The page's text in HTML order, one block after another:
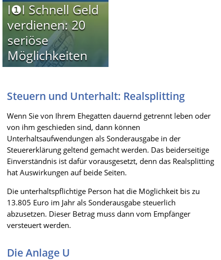
I❶I Schnell Geld
verdienen: 20
seriöse
Möglichkeiten
Steuern und Unterhalt: Realsplitting
Wenn Sie von Ihrem Ehegatten dauernd getrennt leben oder
von ihm geschieden sind, dann können
Unterhaltsaufwendungen als Sonderausgabe in der
Steuererklärung geltend gemacht werden. Das beiderseitige
Einverständnis ist dafür vorausgesetzt, denn das Realsplitting
hat Auswirkungen auf beide Seiten.
Die unterhaltspflichtige Person hat die Möglichkeit bis zu
13.805 Euro im Jahr als Sonderausgabe steuerlich
abzusetzen. Dieser Betrag muss dann vom Empfänger
versteuert werden.
Die Anlage U